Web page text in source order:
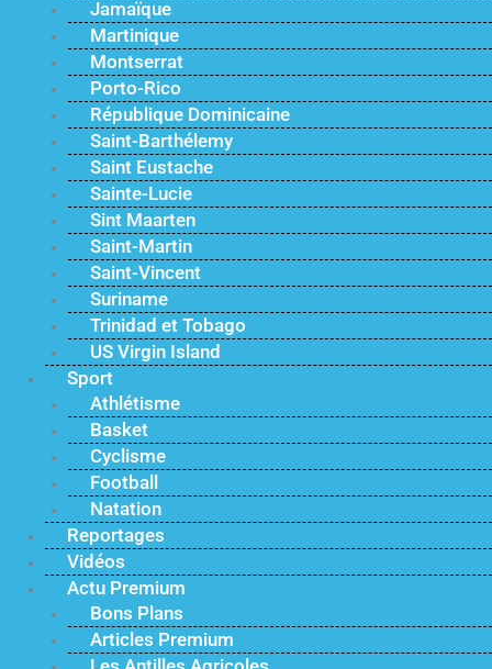
Jamaïque
Martinique
Montserrat
Porto-Rico
République Dominicaine
Saint-Barthélemy
Saint Eustache
Sainte-Lucie
Sint Maarten
Saint-Martin
Saint-Vincent
Suriname
Trinidad et Tobago
US Virgin Island
Sport
Athlétisme
Basket
Cyclisme
Football
Natation
Reportages
Vidéos
Actu Premium
Bons Plans
Articles Premium